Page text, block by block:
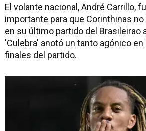
El volante nacional, André Carrillo,
importante para que Corinthinas
en su último partido del Brasileirao
'Culebra' anotó un tanto agónico
finales del partido.